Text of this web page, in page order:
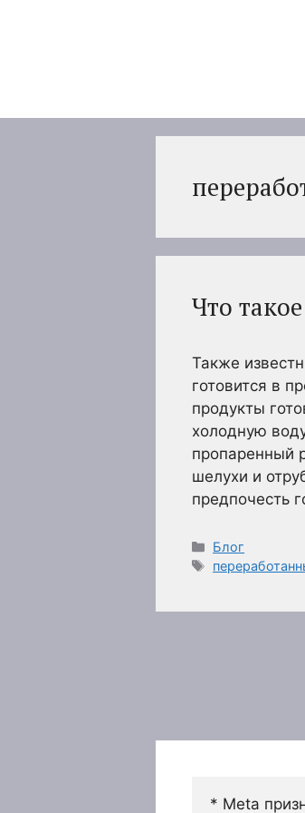
Что
Также
готовится в
продукты
холодную
пропаренный
шелухи и
предпочесть
Рубрики
Блог
Метки
* Meta